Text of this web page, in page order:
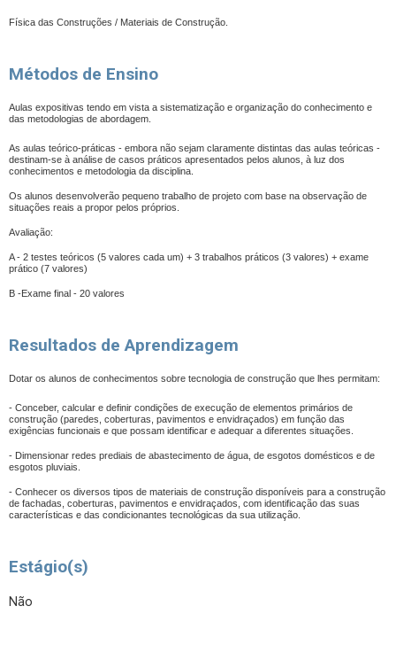
Física das Construções / Materiais de Construção.
Métodos de Ensino
Aulas expositivas tendo em vista a sistematização e organização do conhecimento e
das metodologias de abordagem.
As aulas teórico-práticas - embora não sejam claramente distintas das aulas teóricas -
destinam-se à análise de casos práticos apresentados pelos alunos, à luz dos
conhecimentos e metodologia da disciplina.
Os alunos desenvolverão pequeno trabalho de projeto com base na observação de
situações reais a propor pelos próprios.
Avaliação:
A - 2 testes teóricos (5 valores cada um) + 3 trabalhos práticos (3 valores) + exame
prático (7 valores)
B -Exame final - 20 valores
Resultados de Aprendizagem
Dotar os alunos de conhecimentos sobre tecnologia de construção que lhes permitam:
- Conceber, calcular e definir condições de execução de elementos primários de
construção (paredes, coberturas, pavimentos e envidraçados) em função das
exigências funcionais e que possam identificar e adequar a diferentes situações.
- Dimensionar redes prediais de abastecimento de água, de esgotos domésticos e de
esgotos pluviais.
- Conhecer os diversos tipos de materiais de construção disponíveis para a construção
de fachadas, coberturas, pavimentos e envidraçados, com identificação das suas
características e das condicionantes tecnológicas da sua utilização.
Estágio(s)
Não